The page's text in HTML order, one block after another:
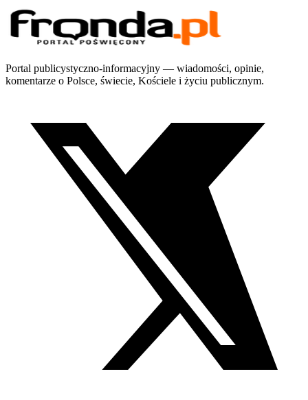
Portal publicystyczno-informacyjny — wiadomości, opinie,
komentarze o Polsce, świecie, Kościele i życiu publicznym.